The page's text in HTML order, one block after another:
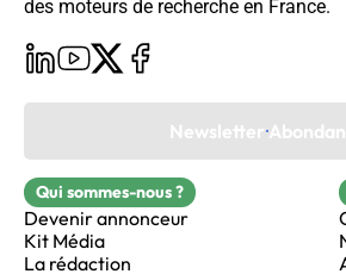
des moteurs de recherche en France.
Newsletter
Qui sommes-nous ?
Devenir annonceur
Kit Média
La rédaction